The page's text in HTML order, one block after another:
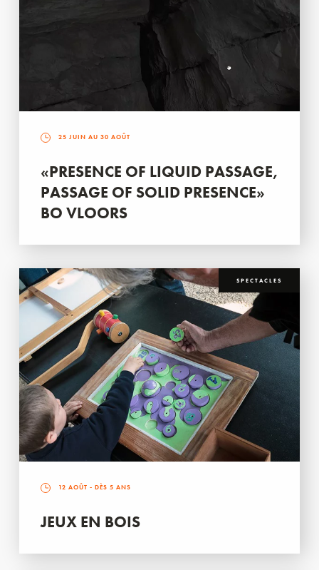
25 JUIN AU 30 AOÛT
«PRESENCE OF LIQUID PASSAGE,
PASSAGE OF SOLID PRESENCE»
BO VLOORS
SPECTACLES
12 AOÛT - DÈS 5 ANS
JEUX EN BOIS